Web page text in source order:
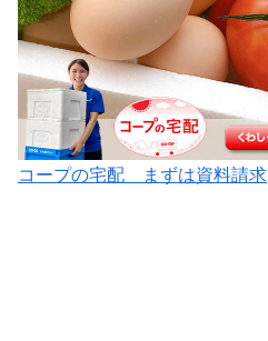
コープの宅配 まずは資料請求